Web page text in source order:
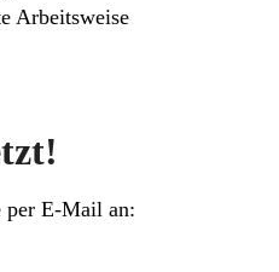
Arbeitsweise
per E-Mail an: